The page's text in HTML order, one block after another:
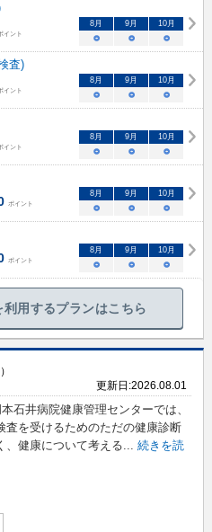
イント
8月 9月 10月
○ ○ ○
査)
イント
8月 9月 10月
○ ○ ○
イント
8月 9月 10月
○ ○ ○
ポイント
8月 9月 10月
○ ○ ○
ポイント
8月 9月 10月
○ ○ ○
用するプランはこちら
更新日:2026.08.01
本石井病院健康管理センターでは、
査を受けるためのただの健康診断
、健康について考える
続きを読